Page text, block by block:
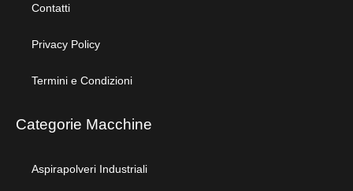
Contatti
Privacy Policy
Termini e Condizioni
Categorie Macchine
Aspirapolveri Industriali